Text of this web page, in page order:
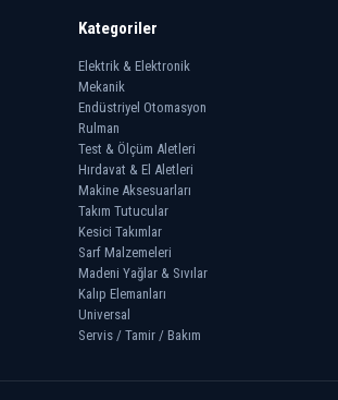
Kategoriler
Elektrik & Elektronik
Mekanik
Endüstriyel Otomasyon
Rulman
Test & Ölçüm Aletleri
Hırdavat & El Aletleri
Makine Aksesuarları
Takım Tutucular
Kesici Takımlar
Sarf Malzemeleri
Madeni Yağlar & Sıvılar
Kalıp Elemanları
Universal
Servis / Tamir / Bakım